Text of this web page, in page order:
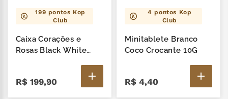
199 pontos Kop
Club
Caixa Corações e
Rosas Black White
R$ 199,90
4 pontos Kop
Club
Minitablete Branco
Coco Crocante 10G
R$ 4,40